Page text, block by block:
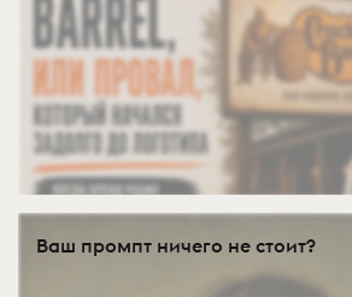
Ваш промпт ничего не стоит?